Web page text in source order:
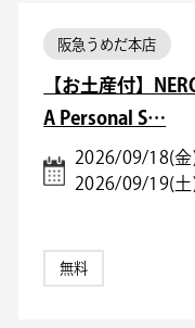
阪急うめだ本店
【お土産付】
A Personal S…
2026/09/18(金
2026/09/19(土
無料